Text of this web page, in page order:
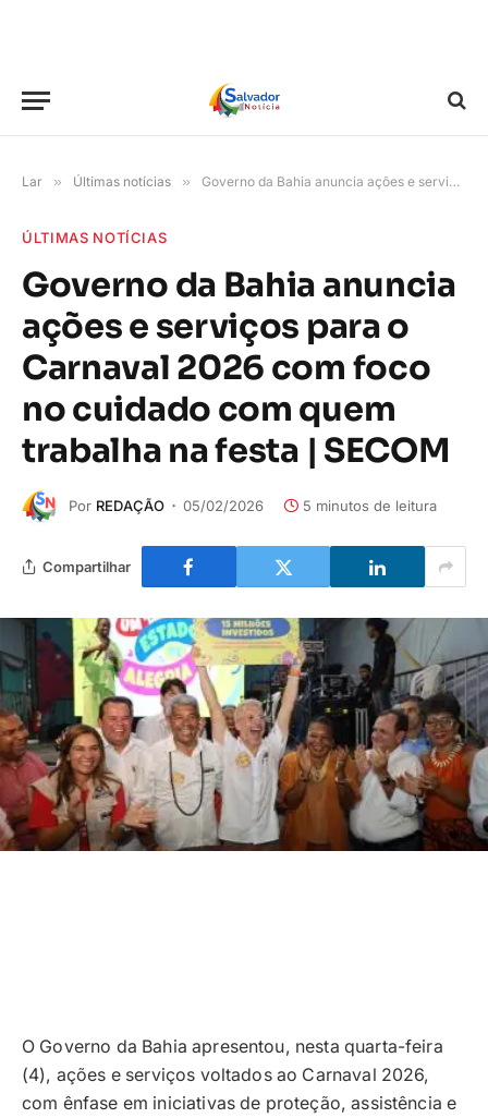
Lar » Últimas notícias » Governo da Bahia anuncia ações e serviços para o Carnaval 2026 com foco no cuidado com quem trabalha na festa | SECOM
ÚLTIMAS NOTÍCIAS
Governo da Bahia anuncia
ações e serviços para o
Carnaval 2026 com foco
no cuidado com quem
trabalha na festa | SECOM
Por REDAÇÃO 05/02/2026 5 minutos de leitura
Compartilhar
O Governo da Bahia apresentou, nesta quarta-feira
(4), ações e serviços voltados ao Carnaval 2026,
com ênfase em iniciativas de proteção, assistência e